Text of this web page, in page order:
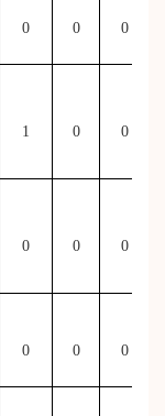
0 0 0
1 0 0
0 0 0
0 0 0